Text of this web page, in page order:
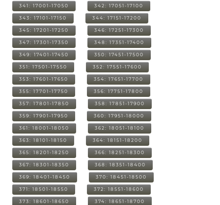
341: 17001-17050 342: 17051-17100
343: 17101-17150 344: 17151-17200
345: 17201-17250 346: 17251-17300
347: 17301-17350 348: 17351-17400
349: 17401-17450 350: 17451-17500
351: 17501-17550 352: 17551-17600
353: 17601-17650 354: 17651-17700
355: 17701-17750 356: 17751-17800
357: 17801-17850 358: 17851-17900
359: 17901-17950 360: 17951-18000
361: 18001-18050 362: 18051-18100
363: 18101-18150 364: 18151-18200
365: 18201-18250 366: 18251-18300
367: 18301-18350 368: 18351-18400
369: 18401-18450 370: 18451-18500
371: 18501-18550 372: 18551-18600
373: 18601-18650 374: 18651-18700